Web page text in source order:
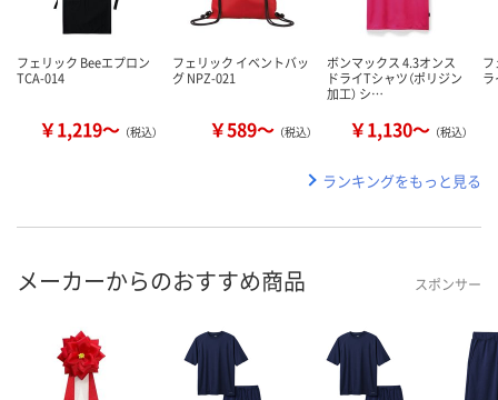
フェリック Beeエプロン
TCA-014
￥1,219～ （税込）
フェリック イベントバッ
グ NPZ-021
￥589～ （税込）
ボンマックス 4.3オンス
ドライTシャツ（ポリジン
加工） シ…
￥1,130～ （税込）
ランキングをもっと見る
メーカーからのおすすめ商品 スポンサー